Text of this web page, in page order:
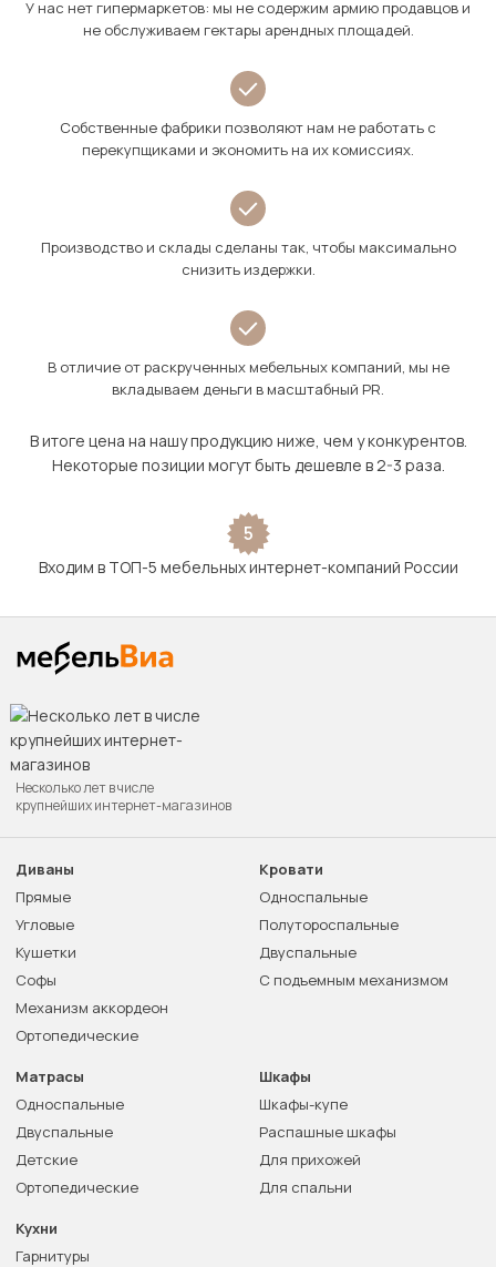
У нас нет гипермаркетов: мы не содержим армию продавцов и
не обслуживаем гектары арендных площадей.
Собственные фабрики позволяют нам не работать с
перекупщиками и экономить на их комиссиях.
Производство и склады сделаны так, чтобы максимально
снизить издержки.
В отличие от раскрученных мебельных компаний, мы не
вкладываем деньги в масштабный PR.
В итоге цена на нашу продукцию ниже, чем у конкурентов.
Некоторые позиции могут быть дешевле в 2-3 раза.
5
Входим в ТОП-5 мебельных интернет-компаний России
Несколько лет в числе
крупнейших интернет-магазинов
Диваны
Прямые
Угловые
Кушетки
Софы
Механизм аккордеон
Ортопедические
Кровати
Односпальные
Полутороспальные
Двуспальные
С подъемным механизмом
Матрасы
Односпальные
Двуспальные
Детские
Ортопедические
Шкафы
Шкафы-купе
Распашные шкафы
Для прихожей
Для спальни
Кухни
Гарнитуры